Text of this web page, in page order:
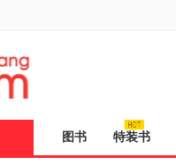
图书 特装书